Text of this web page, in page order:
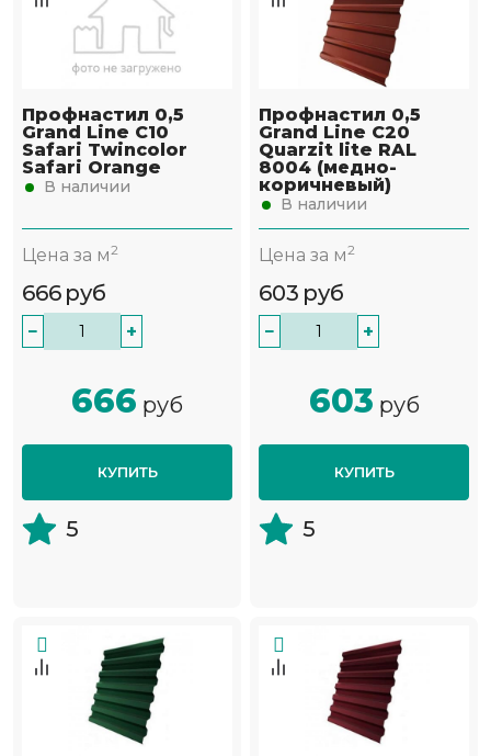
Профнастил 0,5
Grand Line С10
Safari Twincolor
Safari Orange
В наличии
Цена за м2
666 руб
− +
666 руб
КУПИТЬ
5
Профнастил 0,5
Grand Line С20
Quarzit lite RAL
8004 (медно-
коричневый)
В наличии
Цена за м2
603 руб
− +
603 руб
КУПИТЬ
5